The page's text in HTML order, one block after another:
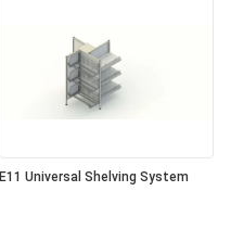
E11 Universal Shelving System